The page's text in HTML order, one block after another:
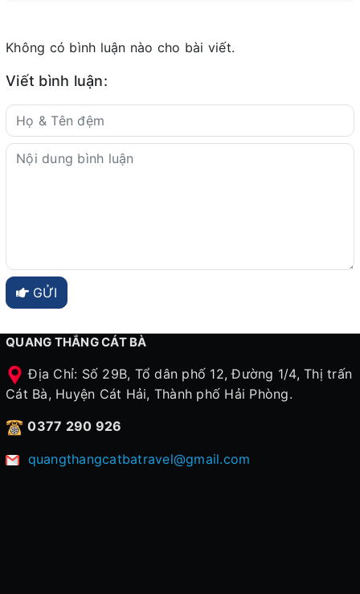
Không có bình luận nào cho bài viết.
Viết bình luận:
GỬI
QUANG THẮNG CÁT BÀ
Địa Chỉ: Số 29B, Tổ dân phố 12, Đường 1/4, Thị trấn
Cát Bà, Huyện Cát Hải, Thành phố Hải Phòng.
0377 290 926
quangthangcatbatravel@gmail.com